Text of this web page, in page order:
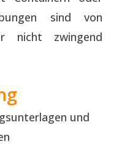
sind von
nicht zwingend
und